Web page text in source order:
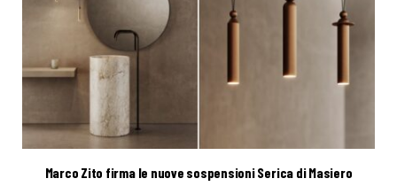
Marco Zito firma le nuove sospensioni Serica di Masiero